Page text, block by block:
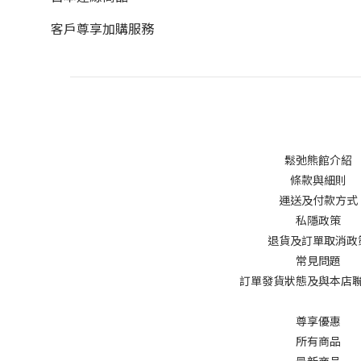
客戶尊享加購服務
鬆弛熊館介紹
條款與細則
運送及付款方式
私隱政策
退貨及訂單取消政
常見問題
訂單發貨狀態及與本店
尊享優惠
所有商品